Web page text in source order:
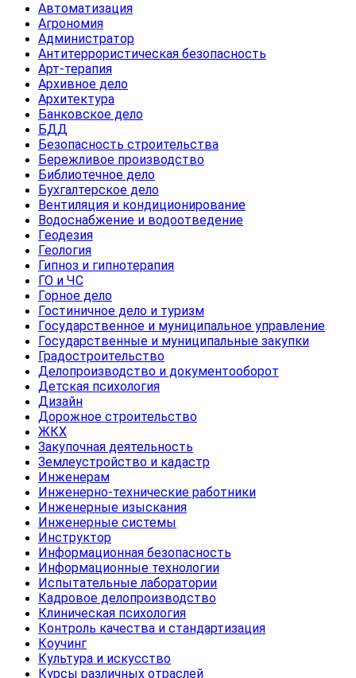
Автоматизация
Агрономия
Администратор
Антитеррористическая безопасность
Арт-терапия
Архивное дело
Архитектура
Банковское дело
БДД
Безопасность строительства
Бережливое производство
Библиотечное дело
Бухгалтерское дело
Вентиляция и кондиционирование
Водоснабжение и водоотведение
Геодезия
Геология
Гипноз и гипнотерапия
ГО и ЧС
Горное дело
Гостиничное дело и туризм
Государственное и муниципальное управление
Государственные и муниципальные закупки
Градостроительство
Делопроизводство и документооборот
Детская психология
Дизайн
Дорожное строительство
ЖКХ
Закупочная деятельность
Землеустройство и кадастр
Инженерам
Инженерно-технические работники
Инженерные изыскания
Инженерные системы
Инструктор
Информационная безопасность
Информационные технологии
Испытательные лаборатории
Кадровое делопроизводство
Клиническая психология
Контроль качества и стандартизация
Коучинг
Культура и искусство
Курсы различных отраслей